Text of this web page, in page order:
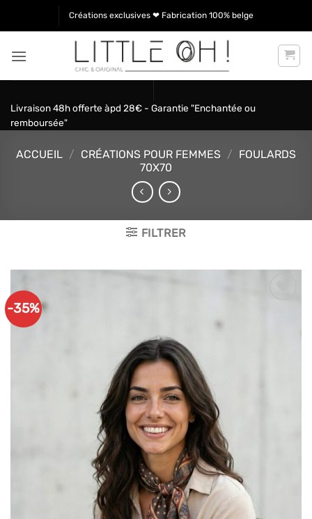
Créations exclusives ❤ Fabrication 100% belge
Livraison 48h offerte àpd 28€ - Garantie "Enchantée ou
remboursée"
ACCUEIL / CRÉATIONS POUR FEMMES / FOULARDS
70X70
FILTRER
-35%